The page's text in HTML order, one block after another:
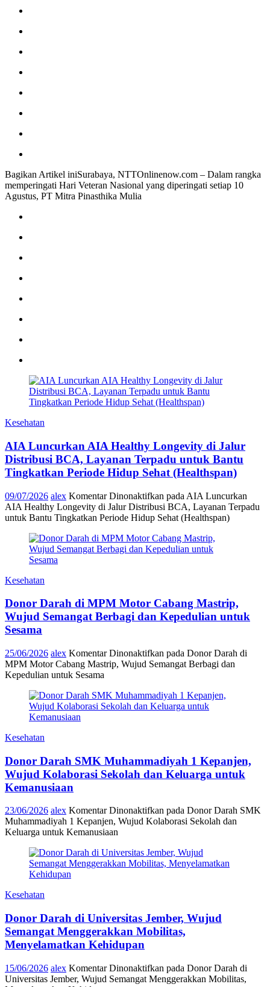
Bagikan Artikel iniSurabaya, NTTOnlinenow.com – Dalam rangka
memperingati Hari Veteran Nasional yang diperingati setiap 10
Agustus, PT Mitra Pinasthika Mulia
Kesehatan
AIA Luncurkan AIA Healthy Longevity di Jalur
Distribusi BCA, Layanan Terpadu untuk Bantu
Tingkatkan Periode Hidup Sehat (Healthspan)
09/07/2026 alex Komentar Dinonaktifkan pada AIA Luncurkan
AIA Healthy Longevity di Jalur Distribusi BCA, Layanan Terpadu
untuk Bantu Tingkatkan Periode Hidup Sehat (Healthspan)
Kesehatan
Donor Darah di MPM Motor Cabang Mastrip,
Wujud Semangat Berbagi dan Kepedulian untuk
Sesama
25/06/2026 alex Komentar Dinonaktifkan pada Donor Darah di
MPM Motor Cabang Mastrip, Wujud Semangat Berbagi dan
Kepedulian untuk Sesama
Kesehatan
Donor Darah SMK Muhammadiyah 1 Kepanjen,
Wujud Kolaborasi Sekolah dan Keluarga untuk
Kemanusiaan
23/06/2026 alex Komentar Dinonaktifkan pada Donor Darah SMK
Muhammadiyah 1 Kepanjen, Wujud Kolaborasi Sekolah dan
Keluarga untuk Kemanusiaan
Kesehatan
Donor Darah di Universitas Jember, Wujud
Semangat Menggerakkan Mobilitas,
Menyelamatkan Kehidupan
15/06/2026 alex Komentar Dinonaktifkan pada Donor Darah di
Universitas Jember, Wujud Semangat Menggerakkan Mobilitas,